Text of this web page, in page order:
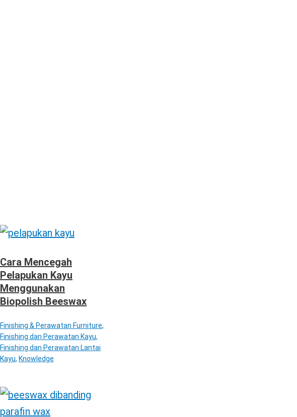
Cara Mencegah
Pelapukan Kayu
Menggunakan
Biopolish Beeswax
Finishing & Perawatan Furniture,
Finishing dan Perawatan Kayu,
Finishing dan Perawatan Lantai
Kayu, Knowledge